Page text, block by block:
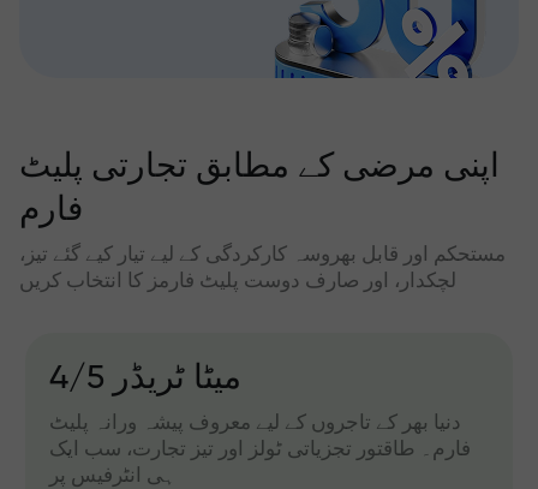
اپنی مرضی کے مطابق تجارتی پلیٹ
فارم
مستحکم اور قابل بھروسہ کارکردگی کے لیے تیار کیے گئے تیز،
لچکدار، اور صارف دوست پلیٹ فارمز کا انتخاب کریں
میٹا ٹریڈر 4/5
دنیا بھر کے تاجروں کے لیے معروف پیشہ ورانہ پلیٹ
فارم۔ طاقتور تجزیاتی ٹولز اور تیز تجارت، سب ایک
ہی انٹرفیس پر